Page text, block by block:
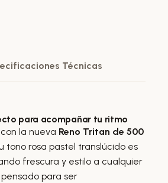
Técnicas
para acompañar tu ritmo
la nueva Reno Tritan de 500
tono rosa pastel translúcido es
frescura y estilo a cualquier
para ser